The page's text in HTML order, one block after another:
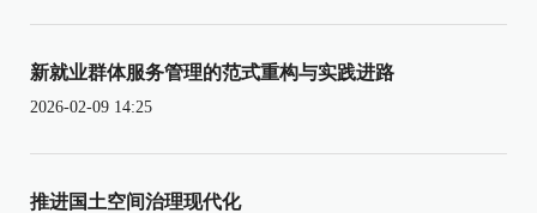
新就业群体服务管理的范式重构与实践进路
2026-02-09 14:25
推进国土空间治理现代化